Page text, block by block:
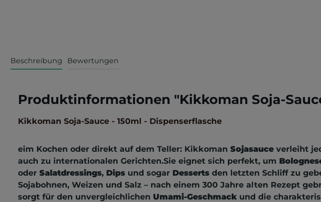
Beschreibung Bewertungen
Produktinformationen "Kikkoman Soja-
Kikkoman Soja-Sauce - 150ml - Dispenserflasche
eim Kochen oder direkt auf dem Teller: Kikkoman Sojasauce verleiht
auch zu internationalen Gerichten.Sie eignet sich perfekt, um
oder Salatdressings, Dips und sogar Desserts den letzten Schliff zu
Sojabohnen, Weizen und Salz – nach einem 300 Jahre alten Rezept
sorgt für den unvergleichlichen Umami-Geschmack und die